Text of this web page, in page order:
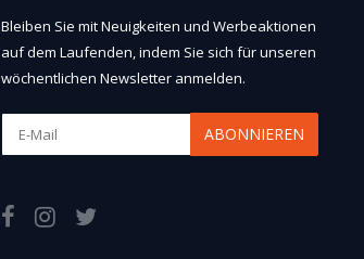
Bleiben Sie mit Neuigkeiten und Werbeaktionen
auf dem Laufenden, indem Sie sich für unseren
wöchentlichen Newsletter anmelden.
ABONNIEREN